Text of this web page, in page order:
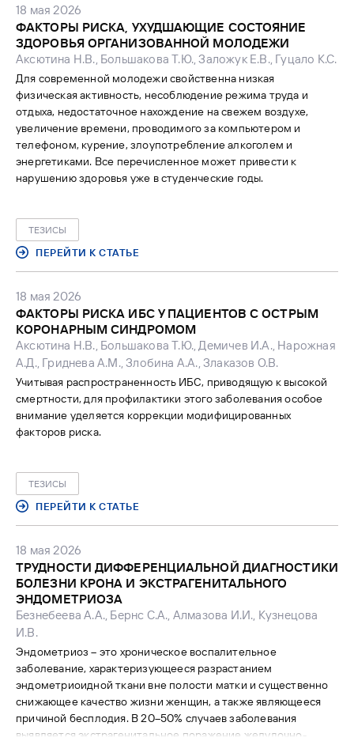
18 мая 2026
ФАКТОРЫ РИСКА, УХУДШАЮЩИЕ СОСТОЯНИЕ
ЗДОРОВЬЯ ОРГАНИЗОВАННОЙ МОЛОДЕЖИ
Аксютина Н.В., Большакова Т.Ю., Заложук Е.В., Гуцало К.С.
Для современной молодежи свойственна низкая
физическая активность, несоблюдение режима труда и
отдыха, недостаточное нахождение на свежем воздухе,
увеличение времени, проводимого за компьютером и
телефоном, курение, злоупотребление алкоголем и
энергетиками. Все перечисленное может привести к
нарушению здоровья уже в студенческие годы.
ТЕЗИСЫ
ПЕРЕЙТИ К СТАТЬЕ
18 мая 2026
ФАКТОРЫ РИСКА ИБС У ПАЦИЕНТОВ С ОСТРЫМ
КОРОНАРНЫМ СИНДРОМОМ
Аксютина Н.В., Большакова Т.Ю., Демичев И.А., Нарожная
А.Д., Гриднева А.М., Злобина А.А., Злаказов О.В.
Учитывая распространенность ИБС, приводящую к высокой
смертности, для профилактики этого заболевания особое
внимание уделяется коррекции модифицированных
факторов риска.
ТЕЗИСЫ
ПЕРЕЙТИ К СТАТЬЕ
18 мая 2026
ТРУДНОСТИ ДИФФЕРЕНЦИАЛЬНОЙ ДИАГНОСТИКИ
БОЛЕЗНИ КРОНА И ЭКСТРАГЕНИТАЛЬНОГО
ЭНДОМЕТРИОЗА
Безнебеева А.А., Бернс С.А., Алмазова И.И., Кузнецова
И.В.
Эндометриоз – это хроническое воспалительное
заболевание, характеризующееся разрастанием
эндометриоидной ткани вне полости матки и существенно
снижающее качество жизни женщин, а также являющееся
причиной бесплодия. В 20–50% случаев заболевания
выявляется экстрагенитальное поражение желудочно-